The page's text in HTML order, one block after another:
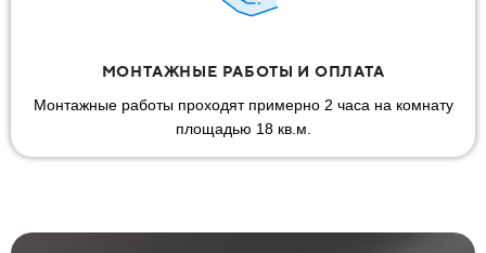
МОНТАЖНЫЕ РАБОТЫ И ОПЛАТА
Монтажные работы проходят примерно 2 часа на комнату
площадью 18 кв.м.